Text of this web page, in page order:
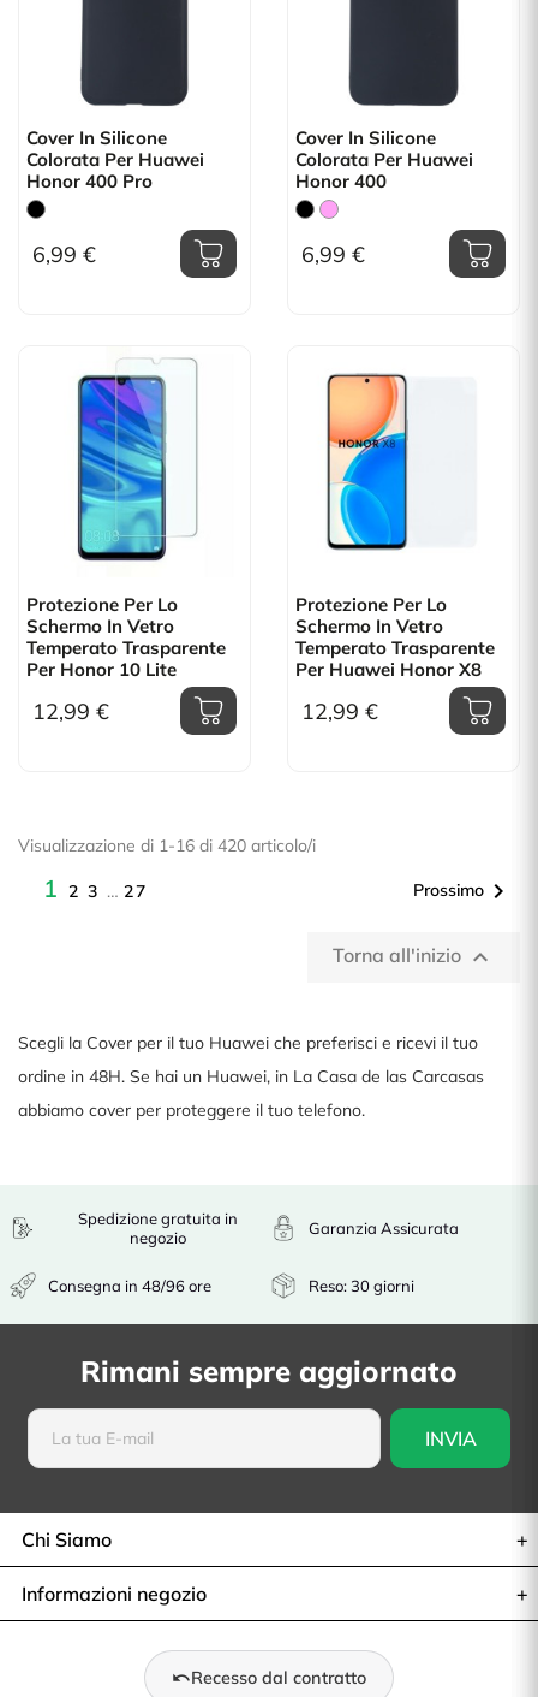
Cover In Silicone
Colorata Per Huawei
Honor 400 Pro
6,99 €
Cover In Silicone
Colorata Per Huawei
Honor 400
6,99 €
Protezione Per Lo
Schermo In Vetro
Temperato Trasparente
Per Honor 10 Lite
12,99 €
Protezione Per Lo
Schermo In Vetro
Temperato Trasparente
Per Huawei Honor X8
12,99 €
Visualizzazione di 1-16 di 420 articolo/i
1 2 3 … 27 Prossimo 
Torna all'inizio 
Scegli la Cover per il tuo Huawei che preferisci e ricevi il tuo
ordine in 48H. Se hai un Huawei, in La Casa de las Carcasas
abbiamo cover per proteggere il tuo telefono.
Spedizione gratuita in
negozio
Consegna in 48/96 ore
Garanzia Assicurata
Reso: 30 giorni
Rimani sempre aggiornato
Chi Siamo
Informazioni negozio
Recesso dal contratto